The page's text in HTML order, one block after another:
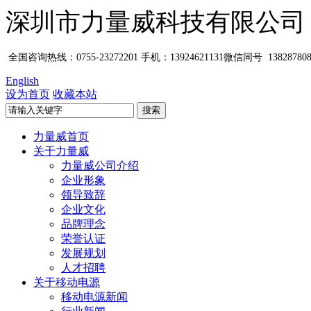
深圳市力量威科技有限公司
全国咨询热线：0755-23272201 手机：13924621131微信同号
English
设为首页 收藏本站
力量威首页
关于力量威
力量威公司介绍
企业形象
领导致辞
企业文化
品牌理念
荣誉认证
发展规划
人才招聘
关于移动电源
移动电源新闻